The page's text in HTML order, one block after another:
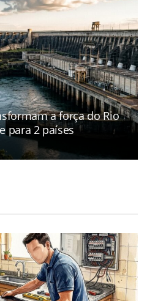
a força do Rio
para 2 países